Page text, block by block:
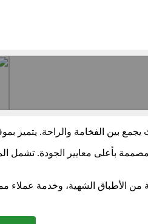
بين الفخامة والراحة. يتميز
مصممة بأعلى معايير الجودة.
من الأطباق الشهية، وخدمة عملاء